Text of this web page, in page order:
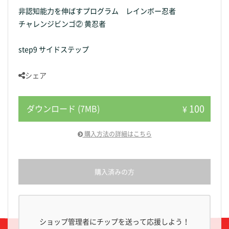
非認知能力を伸ばすプログラム レインボー忍者
チャレンジビンゴ② 黄忍者
step9 サイドステップ
シェア
ダウンロード (7MB) ¥ 100
購入方法の詳細はこちら
購入済みの方
ショップ管理者にチップを送って応援しよう！